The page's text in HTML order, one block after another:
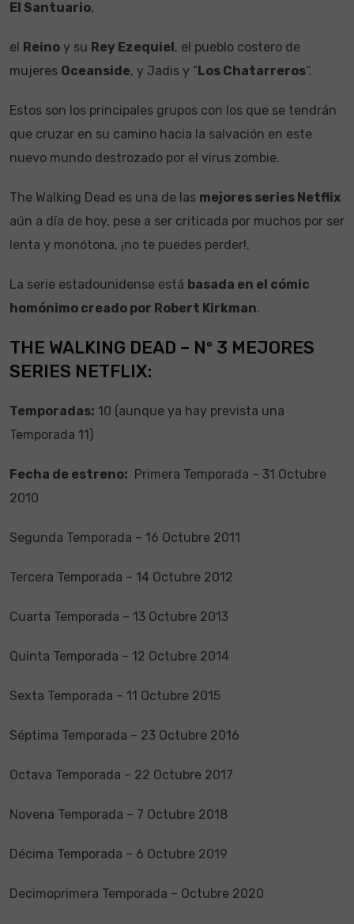
El Santuario,
el Reino y su Rey Ezequiel, el pueblo costero de
mujeres Oceanside, y Jadis y “Los Chatarreros“.
Estos son los principales grupos con los que se tendrán
que cruzar en su camino hacia la salvación en este
nuevo mundo destrozado por el virus zombie.
The Walking Dead es una de las mejores series Netflix
aún a día de hoy, pese a ser criticada por muchos por ser
lenta y monótona, ¡no te puedes perder!.
La serie estadounidense está basada en el cómic
homónimo creado por Robert Kirkman.
THE WALKING DEAD – Nº 3 MEJORES
SERIES NETFLIX:
Temporadas: 10 (aunque ya hay prevista una
Temporada 11)
Fecha de estreno: Primera Temporada – 31 Octubre
2010
Segunda Temporada – 16 Octubre 2011
Tercera Temporada – 14 Octubre 2012
Cuarta Temporada – 13 Octubre 2013
Quinta Temporada – 12 Octubre 2014
Sexta Temporada – 11 Octubre 2015
Séptima Temporada – 23 Octubre 2016
Octava Temporada – 22 Octubre 2017
Novena Temporada – 7 Octubre 2018
Décima Temporada – 6 Octubre 2019
Decimoprimera Temporada – Octubre 2020